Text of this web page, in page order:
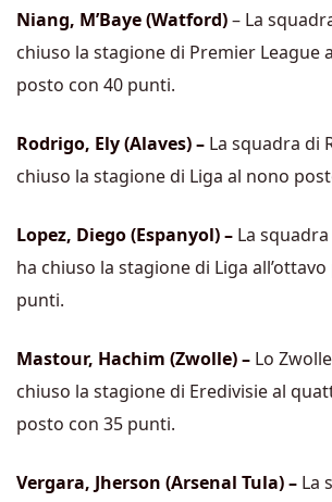
Niang, M’Baye (Watford)– La
chiuso la stagione di Premier League
posto con 40 punti.
Rodrigo, Ely (Alaves) – La squadra di
chiuso la stagione di Liga al nono
Lopez, Diego (Espanyol) – La
ha chiuso la stagione di Liga
punti.
Mastour, Hachim (Zwolle) – Lo
chiuso la stagione di Eredivisie al
posto con 35 punti.
Vergara, Jherson (Arsenal Tula) – La